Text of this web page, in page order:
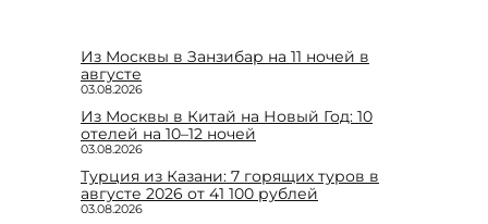
Из Москвы в Занзибар на 11 ночей в
августе
03.08.2026
Из Москвы в Китай на Новый Год: 10
отелей на 10–12 ночей
03.08.2026
Турция из Казани: 7 горящих туров в
августе 2026 от 41 100 рублей
03.08.2026